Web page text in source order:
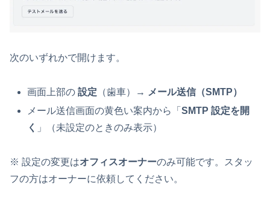
次のいずれかで開けます。
画面上部の設定 （歯車）→ メール送信（SMTP）
メール送信画面の黄色い案内から「SMTP 設定を開
く
」（未設定のときのみ表示）
※ 設定の変更はオフィスオーナーのみ可能です。スタッ
フの方はオーナーに依頼してください。